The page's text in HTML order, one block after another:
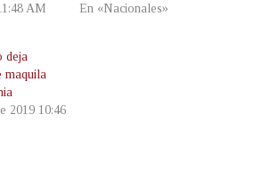
AM
En «Nacionales»
deja
maquila
2019 10:46